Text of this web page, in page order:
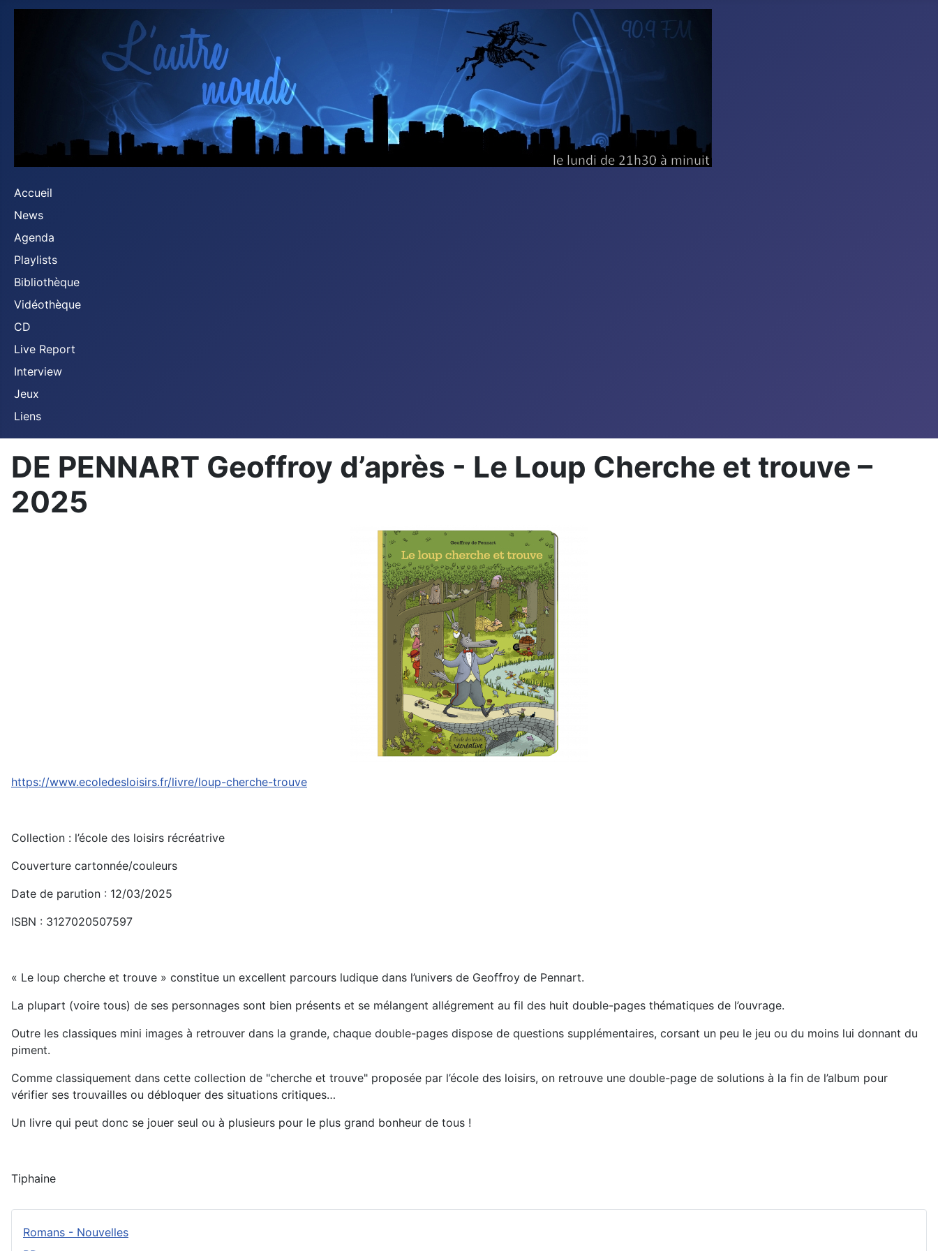
Accueil
News
Agenda
Playlists
Bibliothèque
Vidéothèque
CD
Live Report
Interview
Jeux
Liens
Romans - Nouvelles
DE PENNART Geoffroy d’après - Le Loup Cherche et trouve –
2025
https://www.ecoledesloisirs.fr/livre/loup-cherche-trouve
Collection : l’école des loisirs récréatrive
Couverture cartonnée/couleurs
Date de parution : 12/03/2025
ISBN : 3127020507597
« Le loup cherche et trouve » constitue un excellent parcours ludique dans l’univers de Geoffroy de Pennart.
La plupart (voire tous) de ses personnages sont bien présents et se mélangent allégrement au fil des huit double-pages thématiques de l’ouvrage.
Outre les classiques mini images à retrouver dans la grande, chaque double-pages dispose de questions supplémentaires, corsant un peu le jeu ou du moins lui donnant du
piment.
Comme classiquement dans cette collection de "cherche et trouve" proposée par l’école des loisirs, on retrouve une double-page de solutions à la fin de l’album pour
vérifier ses trouvailles ou débloquer des situations critiques…
Un livre qui peut donc se jouer seul ou à plusieurs pour le plus grand bonheur de tous !
Tiphaine